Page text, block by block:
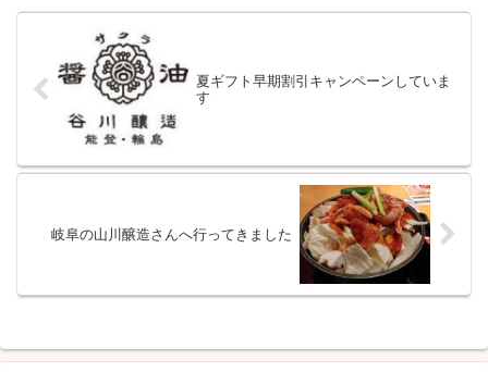
夏ギフト早期割引キャンペーンしていま
す
岐阜の山川醸造さんへ行ってきました